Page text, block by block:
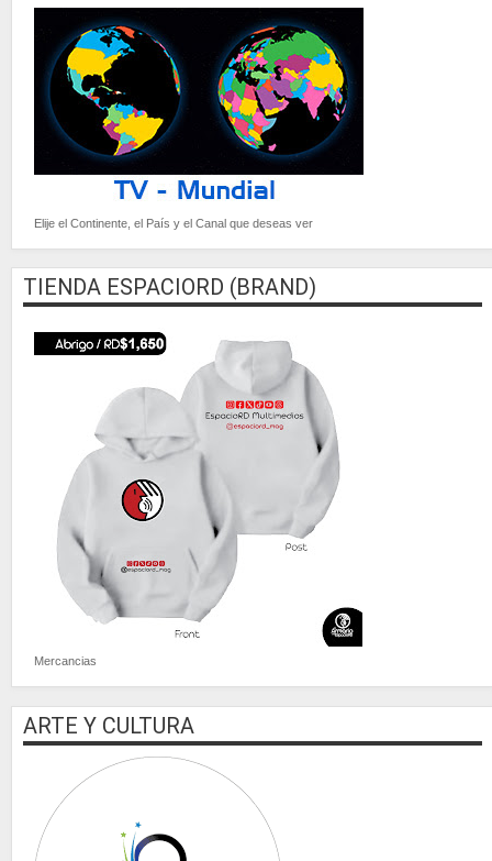
Elije el Continente, el País y el Canal que deseas ver
TIENDA ESPACIORD (BRAND)
Mercancias
ARTE Y CULTURA